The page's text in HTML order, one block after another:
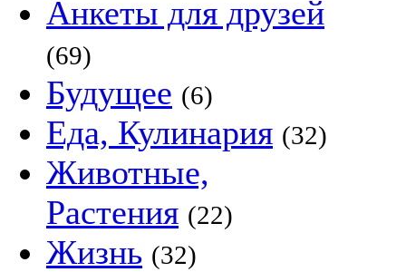
Анкеты для друзей
(69)
Будущее (6)
Еда, Кулинария (32)
Животные,
Растения (22)
Жизнь (32)